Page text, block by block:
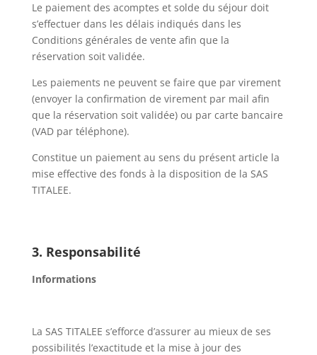
Le paiement des acomptes et solde du séjour doit
s’effectuer dans les délais indiqués dans les
Conditions générales de vente afin que la
réservation soit validée.
Les paiements ne peuvent se faire que par virement
(envoyer la confirmation de virement par mail afin
que la réservation soit validée) ou par carte bancaire
(VAD par téléphone).
Constitue un paiement au sens du présent article la
mise effective des fonds à la disposition de la SAS
TITALEE.
3. Responsabilité
Informations
La SAS TITALEE s’efforce d’assurer au mieux de ses
possibilités l’exactitude et la mise à jour des